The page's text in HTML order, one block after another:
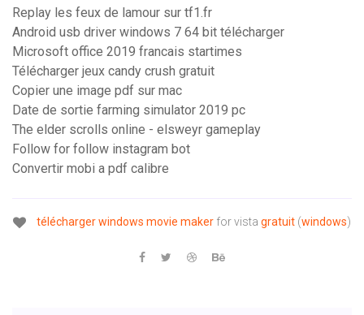
Replay les feux de lamour sur tf1.fr
Android usb driver windows 7 64 bit télécharger
Microsoft office 2019 francais startimes
Télécharger jeux candy crush gratuit
Copier une image pdf sur mac
Date de sortie farming simulator 2019 pc
The elder scrolls online - elsweyr gameplay
Follow for follow instagram bot
Convertir mobi a pdf calibre
téléchargerwindows movie maker for vista gratuit (windows)